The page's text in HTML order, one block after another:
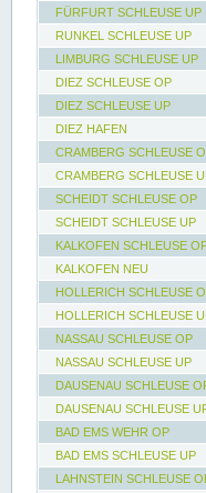
FÜRFURT SCHLEUSE UP
RUNKEL SCHLEUSE UP
LIMBURG SCHLEUSE UP
DIEZ SCHLEUSE OP
DIEZ SCHLEUSE UP
DIEZ HAFEN
CRAMBERG SCHLEUSE
CRAMBERG SCHLEUSE
SCHEIDT SCHLEUSE OP
SCHEIDT SCHLEUSE UP
KALKOFEN SCHLEUSE
KALKOFEN NEU
HOLLERICH SCHLEUSE
HOLLERICH SCHLEUSE
NASSAU SCHLEUSE OP
NASSAU SCHLEUSE UP
DAUSENAU SCHLEUSE
DAUSENAU SCHLEUSE
BAD EMS WEHR OP
BAD EMS SCHLEUSE UP
LAHNSTEIN SCHLEUSE